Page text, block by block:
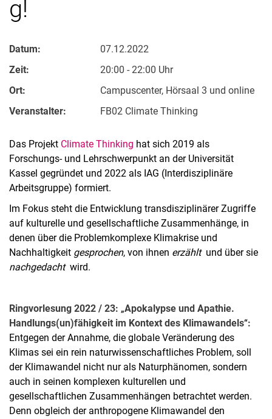
g!
Datum:
07.12.2022
Zeit:
20:00 - 22:00 Uhr
Ort:
Campuscenter, Hörsaal 3 und online
Veranstalter:
FB02 Cli­ma­te Thin­king
Das Projekt Climate Thinking hat sich 2019 als
Forschungs- und Lehrschwerpunkt an der Universität
Kassel gegründet und 2022 als IAG (Interdisziplinäre
Arbeitsgruppe) formiert.
Im Fokus steht die Entwicklung transdisziplinärer Zugriffe
auf kulturelle und gesellschaftliche Zusammenhänge, in
denen über die Problemkomplexe Klimakrise und
Nachhaltigkeit gesprochen, von ihnen erzählt und über sie
nachgedacht wird.
Ringvorlesung 2022 / 23: „Apokalypse und Apathie.
Handlungs(un)fähigkeit im Kontext des Klimawandels“:
Entgegen der Annahme, die globale Veränderung des
Klimas sei ein rein naturwissenschaftliches Problem, soll
der Klimawandel nicht nur als Naturphänomen, sondern
auch in seinen komplexen kulturellen und
gesellschaftlichen Zusammenhängen betrachtet werden.
Denn obgleich der anthropogene Klimawandel den